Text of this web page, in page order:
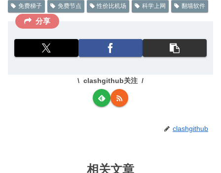
免费梯子
免费节点 性价比机场 科学上网 翻墙软件
分享
clashgithub关注
clashgithub
相关文章